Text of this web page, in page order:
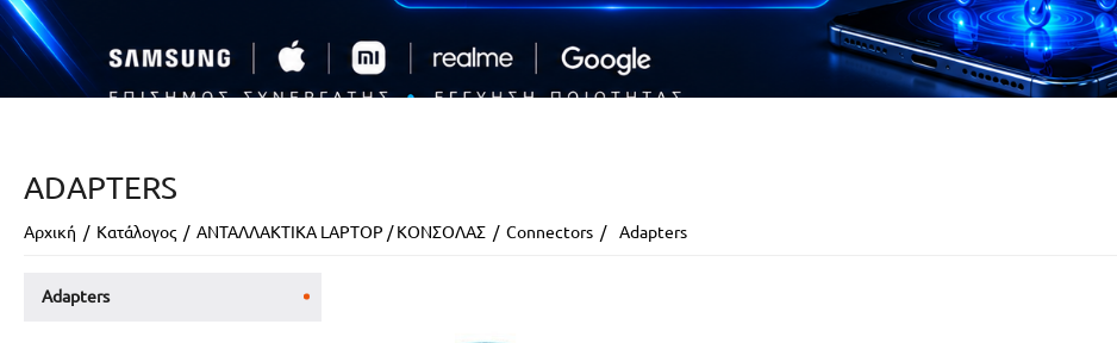
ADAPTERS
Αρχική / Κατάλογος / ΑΝΤΑΛΛΑΚΤΙΚΑ LAPTOP / ΚΟΝΣΟΛΑΣ / Connectors / Adapters
Adapters